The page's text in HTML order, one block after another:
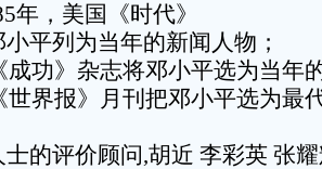
年，美国《时代》
平列为当年的新闻人物；
成功》杂志将邓小平选为当年
世界报》月刊把邓小平选为最
士的评价顾问,胡近 李彩英 张